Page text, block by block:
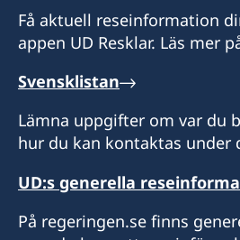
Endast besök via
Få aktuell reseinformation
appen UD Resklar. Läs mer
Svensklistan
Lämna uppgifter om var du
hur du kan kontaktas under
UD:s generella
På regeringen.se finns